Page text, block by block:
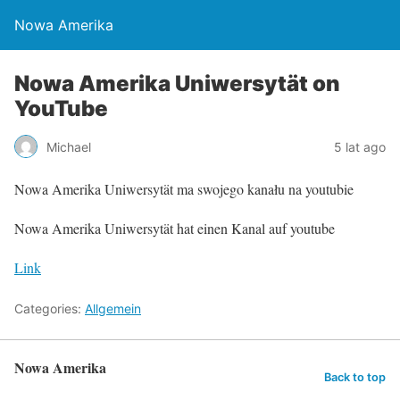
Nowa Amerika
Nowa Amerika Uniwersytät on
YouTube
Michael 5 lat ago
Nowa Amerika Uniwersytät ma swojego kanału na youtubie
Nowa Amerika Uniwersytät hat einen Kanal auf youtube
Link
Categories: Allgemein
Nowa Amerika Back to top